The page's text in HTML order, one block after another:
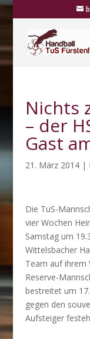
Nichts
– der
Gast
21. März 2014|
Die TuS-
vier Wochen
Samstag um
Wittelsbacher
Team auf ihrem
Reserve-
bestreitet um
gegen den
Aufsteiger